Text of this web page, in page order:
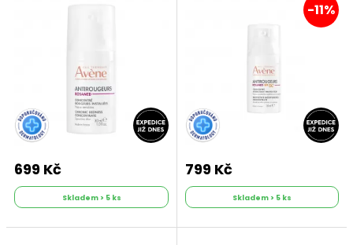
699 Kč
Skladem > 5 ks
-11%
799 Kč
Skladem > 5 ks